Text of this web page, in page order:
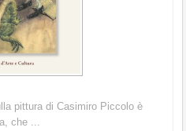
pittura di Casimiro Piccolo è
che ...